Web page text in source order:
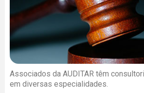
Associados da AUDITAR têm
em diversas especialidades.